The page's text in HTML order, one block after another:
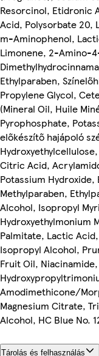
Resorcinol, Etidronic
Acid, Polysorbate 20,
m-Aminophenol,
Limonene, 2-Amino-
Ethylparaben,
Propylene Glycol,
(Mineral Oil, Huile
Pyrophosphate,
előkészítő hajápoló
Citric Acid,
Potassium Hydroxide,
Methylparaben,
Alcohol, Isopropyl
Hydroxyethylmonium
Palmitate, Lactic
Isopropyl Alcohol,
Fruit Oil,
Amodimethicone/
Magnesium Citrate,
Alcohol, HC Blue No.
Tárolás és felhasználás